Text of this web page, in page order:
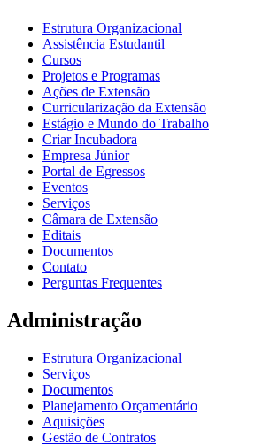
Estrutura Organizacional
Assistência Estudantil
Cursos
Projetos e Programas
Ações de Extensão
Curricularização da Extensão
Estágio e Mundo do Trabalho
Criar Incubadora
Empresa Júnior
Portal de Egressos
Eventos
Serviços
Câmara de Extensão
Editais
Documentos
Contato
Perguntas Frequentes
Administração
Estrutura Organizacional
Serviços
Documentos
Planejamento Orçamentário
Aquisições
Gestão de Contratos